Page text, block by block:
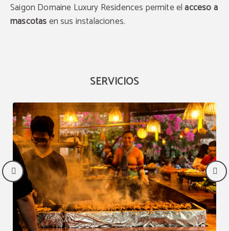
Saigon Domaine Luxury Residences permite elacceso a
mascotasen sus instalaciones.
SERVICIOS
Ahorra hasta un 25%
Reserva en nuestro hotel y disfruta de este gran
descuento.
MÁS INFORMACIÓN
RESERVAR AHORA ESTANCIA
NOCTURNA